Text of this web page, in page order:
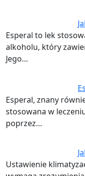
Esperal to lek
alkoholu, który
Jego…
Esperal, znany
stosowana w
poprzez…
Ustawienie